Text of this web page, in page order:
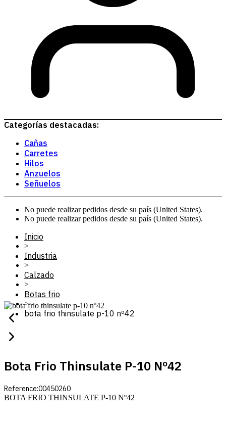
Categorías destacadas:
Cañas
Carretes
Hilos
Anzuelos
Señuelos
No puede realizar pedidos desde su país (United States).
No puede realizar pedidos desde su país (United States).
Inicio
>
Industria
>
Calzado
>
Botas frio
>
bota frio thinsulate p-10 nº42
Bota Frio Thinsulate P-10 Nº42
Reference:00450260
BOTA FRIO THINSULATE P-10 Nº42